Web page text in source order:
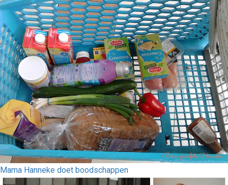
Mama Hanneke doet boodschappen